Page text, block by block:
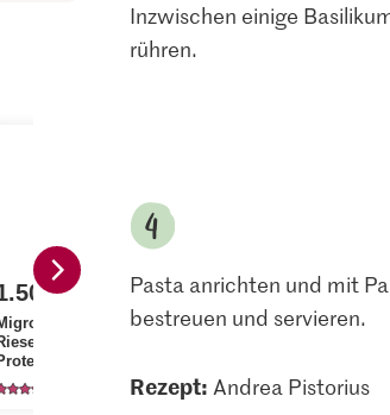
Weisse
High
2.50
105
Inzwischen einige
rühren.
Pasta anrichten und mit
bestreuen und servieren.
Rezept: Andrea Pistorius